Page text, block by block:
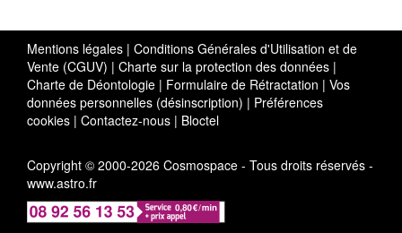
Mentions légales | Conditions Générales d'Utilisation et de
Vente (CGUV) | Charte sur la protection des données |
Charte de Déontologie | Formulaire de Rétractation | Vos
données personnelles (désinscription) | Préférences
cookies | Contactez-nous | Bloctel
Copyright © 2000-2026 Cosmospace - Tous droits réservés -
www.astro.fr